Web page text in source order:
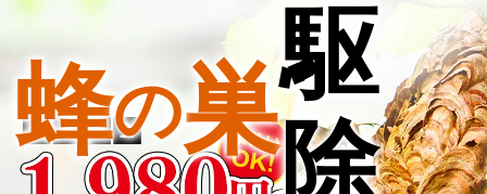
蜂の巣駆除PROについて
蜂の巣駆除ご依頼の流れ
対応エリア一覧
蜂の巣
駆
除